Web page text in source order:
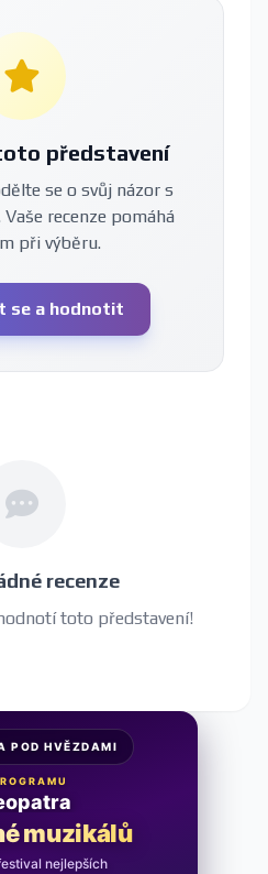
představení
se o svůj názor s
recenze pomáhá
při výběru.
se a hodnotit
recenze
toto představení!
POD HVĚZDAMI
muzikálů
nejlepších